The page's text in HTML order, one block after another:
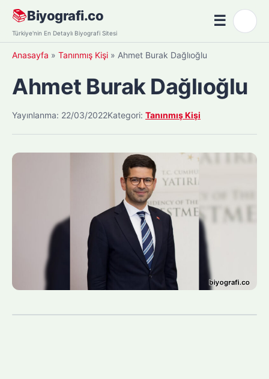
Skip
content
📚Biyografi.co
Türkiye'nin En Detaylı Biyografi Sitesi
☰Menü
Anasayfa » Tanınmış Kişi » Ahmet Burak Dağlıoğlu
Ahmet Burak Dağlıoğlu
Yayınlanma: 22/03/2022Kategori: Tanınmış Kişi